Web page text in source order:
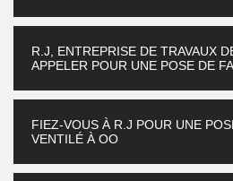
R.J, ENTREPRISE DE TRAVAUX
APPELER POUR UNE POSE DE
FIEZ-VOUS À R.J POUR UNE
VENTILÉ À OO